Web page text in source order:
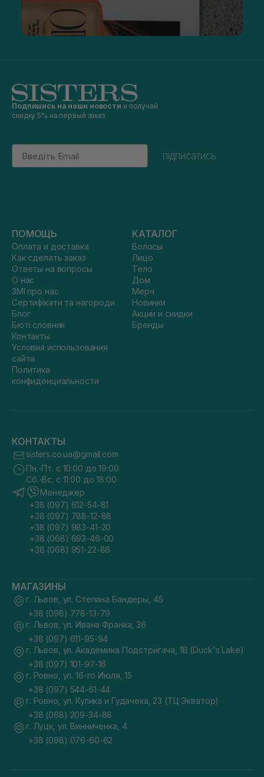
Подпишись на наши новости и получай
скидку 5% на первый заказ
Email
підписатись
ПОМОЩЬ
Оплата и доставка
Как сделать заказ
Ответы на вопросы
О нас
ЗМІ про нас
Сертифікати та нагороди
Блог
Бюті словник
Контакты
Условия использования
сайта
Политика
конфиденциальности
КАТАЛОГ
Волосы
Лицо
Тело
Дом
Мерч
Новинки
Акции и скидки
Бренды
КОНТАКТЫ
sisters.co.ua@gmail.com
Пн.-Пт. с 10:00 до 19:00
Сб.-Вс. с 11:00 до 18:00
Менеджер
+38 (097) 612-54-81
+38 (097) 788-12-88
+38 (097) 983-41-20
+38 (068) 693-46-00
+38 (068) 951-22-86
МАГАЗИНЫ
г. Львов, ул. Степана Бандеры, 45
+38 (098) 778-13-79
г. Львов, ул. Ивана Франка, 36
+38 (097) 611-95-94
г. Львов, ул. Академика Подстригача, 1В (Duck's Lake)
+38 (097) 101-97-16
г. Ровно, ул. 16-го Июля, 15
+38 (097) 544-61-44
г. Ровно, ул. Кулика и Гудачека, 23 (ТЦ Экватор)
+38 (068) 209-34-88
г. Луцк, ул. Винниченка, 4
+38 (098) 076-60-62